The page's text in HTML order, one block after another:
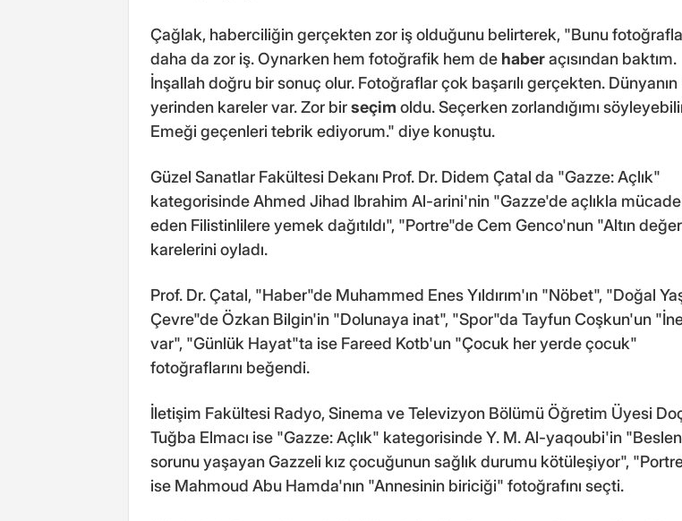
Çağlak, haberciliğin gerçekten zor iş olduğunu belirterek, "Bunu
daha da zor iş. Oynarken hem fotoğrafik hem de haberaçısından baktım.
İnşallah doğru bir sonuç olur. Fotoğraflar çok başarılı gerçekten. Dünyanın
yerinden kareler var. Zor birseçim oldu. Seçerken zorlandığımı
Emeği geçenleri tebrik ediyorum." diye konuştu.
Güzel Sanatlar Fakültesi Dekanı Prof. Dr. Didem Çatal da "Gazze: Açlık"
kategorisinde Ahmed Jihad Ibrahim Al-arini'nin "Gazze'de açlıkla
eden Filistinlilere yemek dağıtıldı", "Portre"de Cem Genco'nun "Altın
karelerini oyladı.
Prof. Dr. Çatal, "Haber"de Muhammed Enes Yıldırım'ın "Nöbet", "Doğal
Çevre"de Özkan Bilgin'in "Dolunaya inat", "Spor"da Tayfun Coşkun'un
var", "Günlük Hayat"ta ise Fareed Kotb'un "Çocuk her yerde çocuk"
fotoğraflarını beğendi.
İletişim Fakültesi Radyo, Sinema ve Televizyon Bölümü Öğretim Üyesi
Tuğba Elmacı ise "Gazze: Açlık" kategorisinde Y. M. Al-yaqoubi'in
sorunu yaşayan Gazzeli kız çocuğunun sağlık durumu kötüleşiyor",
ise Mahmoud Abu Hamda'nın "Annesinin biriciği" fotoğrafını seçti.